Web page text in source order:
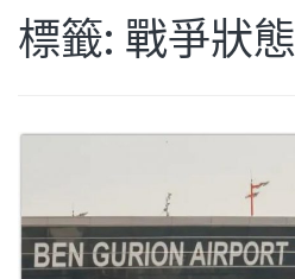
標籤: 戰爭狀態